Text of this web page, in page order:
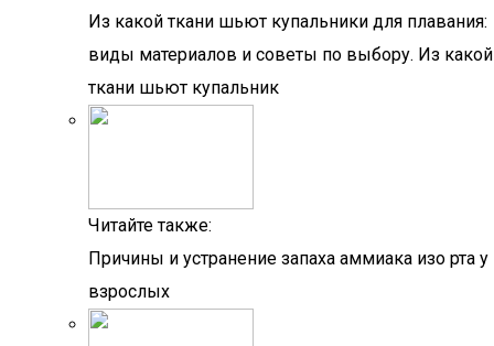
Из какой ткани шьют купальники для плавания:
виды материалов и советы по выбору. Из какой
ткани шьют купальник
Читайте также:
Причины и устранение запаха аммиака изо рта у
взрослых